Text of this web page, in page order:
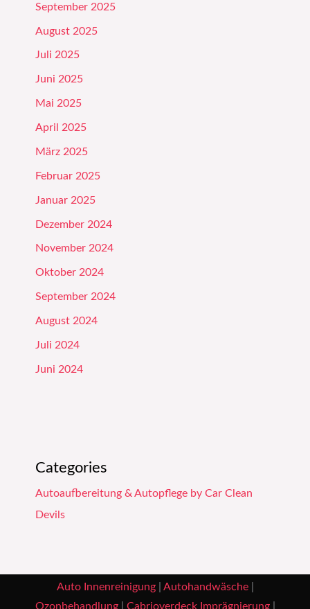
September 2025
August 2025
Juli 2025
Juni 2025
Mai 2025
April 2025
März 2025
Februar 2025
Januar 2025
Dezember 2024
November 2024
Oktober 2024
September 2024
August 2024
Juli 2024
Juni 2024
Categories
Autoaufbereitung & Autopflege by Car Clean
Devils
Auto Innenreinigung| Autohandwäsche|
Ozonbehandlung| Cabrioverdeck Imprägnierung|